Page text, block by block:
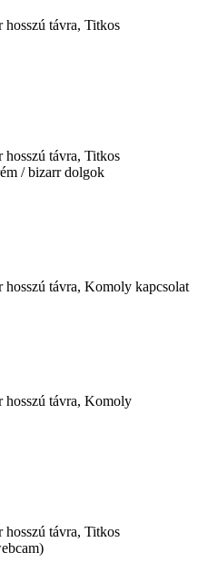
hosszú távra, Titkos
hosszú távra, Titkos
/ bizarr dolgok
távra, Komoly kapcsolat
hosszú távra, Komoly
hosszú távra, Titkos